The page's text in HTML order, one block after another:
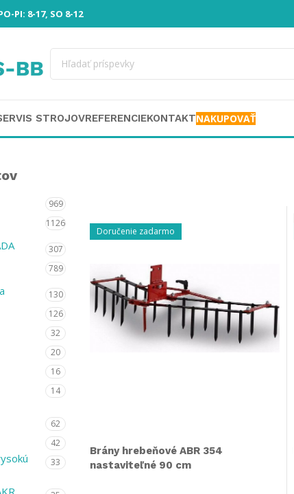
PI: 8-17, SO 8-12
STROJOVREFERENCIEKONTAKTNAKUPOVAŤ
969
1126
307
789
130
126
32
20
16
14
62
42
33
Doručenie zadarmo
Brány hrebeňové ABR 354
nastaviteľné 90 cm